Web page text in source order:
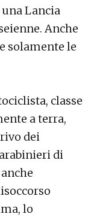
Lancia
Anche
solamente le
classe
a terra,
dei
di
lo